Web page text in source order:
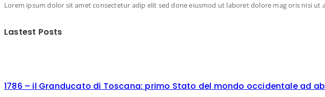
Lorem ipsum dolor sit amet consectetur adip elit sed done eiusmod ut laboret dolore mag oris nisi
Lastest Posts
1786 – il Granducato di Toscana: primo Stato del mondo occidentale ad